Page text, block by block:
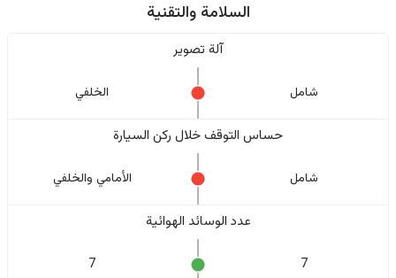
السلامة والتقنية
آلة تصوير
شامل الخلفي
حساس التوقف خلال ركن السيارة
شامل الأمامي والخلفي
عدد الوسائد الهوائية
7
7